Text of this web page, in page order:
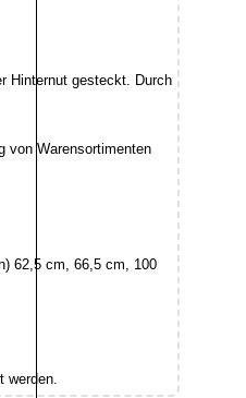
Hinternut gesteckt. Durch
von Warensortimenten
62,5 cm, 66,5 cm, 100
werden.